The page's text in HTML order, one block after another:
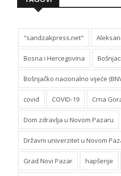
"sandzakpress.net"
Bosna i Hercegovina Bošnjaci
Bošnjačko nacionalno vijeće
covid COVID-19 Crna
Dom zdravlja u Novom Pazaru
Državni univerzitet u Novom
Grad Novi Pazar hapšenje